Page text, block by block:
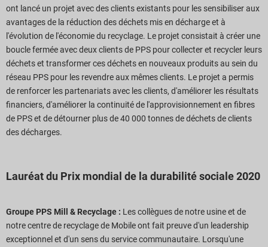
ont lancé un projet avec des clients existants pour les sensibiliser aux
avantages de la réduction des déchets mis en décharge et à
l'évolution de l'économie du recyclage. Le projet consistait à créer une
boucle fermée avec deux clients de PPS pour collecter et recycler leurs
déchets et transformer ces déchets en nouveaux produits au sein du
réseau PPS pour les revendre aux mêmes clients. Le projet a permis
de renforcer les partenariats avec les clients, d'améliorer les résultats
financiers, d'améliorer la continuité de l'approvisionnement en fibres
de PPS et de détourner plus de 40 000 tonnes de déchets de clients
des décharges.
Lauréat du Prix mondial de la durabilité sociale 2020
Groupe PPS Mill & Recyclage : Les collègues de notre usine et de
notre centre de recyclage de Mobile ont fait preuve d'un leadership
exceptionnel et d'un sens du service communautaire. Lorsqu'une